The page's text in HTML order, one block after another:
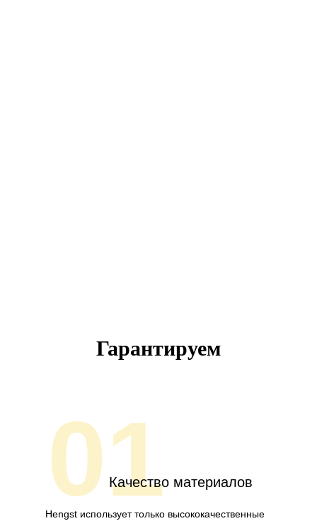
Гарантируем
01Качество материалов
Hengst использует только высококачественные